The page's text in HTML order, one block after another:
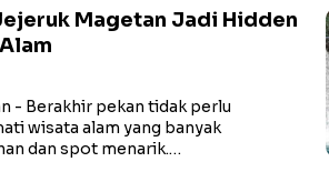
Magetan Jadi Hidden
- Berakhir pekan tidak perlu
wisata alam yang banyak
dan spot menarik.…